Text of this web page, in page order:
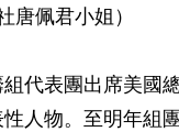
唐佩君小姐）
代表團出席美國
人物。至明年組